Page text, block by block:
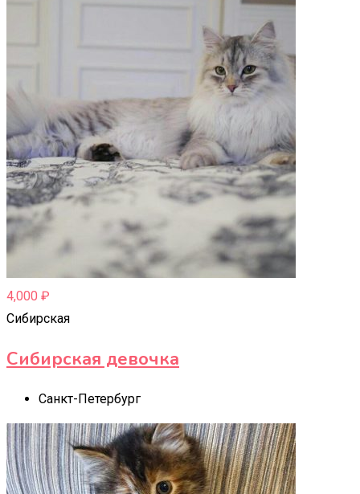
4,000 ₽
Сибирская
Сибирская девочка
Санкт-Петербург